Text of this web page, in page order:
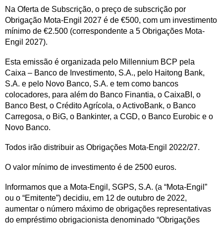
Na Oferta de Subscrição, o preço de subscrição por
Obrigação Mota-Engil 2027 é de €500, com um investimento
mínimo de €2.500 (correspondente a 5 Obrigações Mota-
Engil 2027).
Esta emissão é organizada pelo Millennium BCP pela
Caixa – Banco de Investimento, S.A., pelo Haitong Bank,
S.A. e pelo Novo Banco, S.A. e tem como bancos
colocadores, para além do Banco Finantia, o CaixaBI, o
Banco Best, o Crédito Agrícola, o ActivoBank, o Banco
Carregosa, o BiG, o Bankinter, a CGD, o Banco Eurobic e o
Novo Banco.
Todos irão distribuir as Obrigações Mota-Engil 2022/27.
O valor mínimo de investimento é de 2500 euros.
Informamos que a Mota-Engil, SGPS, S.A. (a “Mota-Engil”
ou o “Emitente”) decidiu, em 12 de outubro de 2022,
aumentar o número máximo de obrigações representativas
do empréstimo obrigacionista denominado “Obrigações